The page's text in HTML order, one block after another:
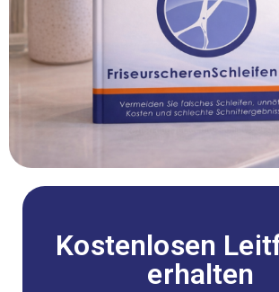
Kostenlosen
erhalten